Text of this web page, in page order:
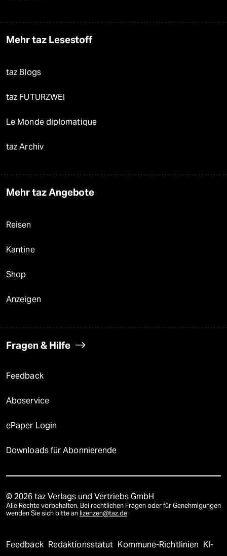
Mehr taz Lesestoff
taz Blogs
taz FUTURZWEI
Le Monde diplomatique
taz Archiv
Mehr taz Angebote
Reisen
Kantine
Shop
Anzeigen
Fragen & Hilfe
Feedback
Aboservice
ePaper Login
Downloads für Abonnierende
© 2026 taz Verlags und Vertriebs GmbH
Alle Rechte vorbehalten. Bei rechtlichen Fragen oder für Genehmigungen
wenden Sie sich bitte an lizenzen@taz.de
Feedback Redaktionsstatut Kommune-Richtlinien KI-